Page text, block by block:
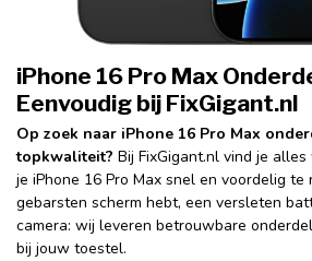
iPhone 16 Pro Max
Eenvoudig bij FixGigant.nl
Op zoek naar iPhone 16 Pro Max
topkwaliteit? Bij FixGigant.nl vind je
je iPhone 16 Pro Max snel en voordelig te
gebarsten scherm hebt, een versleten
camera: wij leveren betrouwbare
bij jouw toestel.